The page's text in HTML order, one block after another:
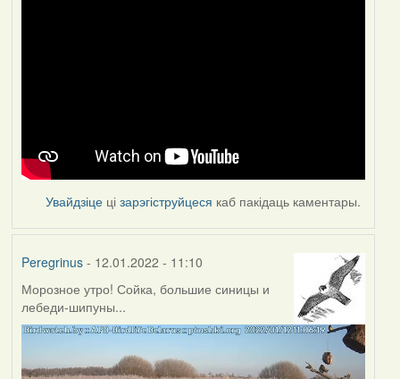
Увайдзіце цізарэгіструйцеся каб пакідаць каментары.
Peregrinus- 12.01.2022 - 11:10
Морозное утро! Сойка, большие синицы и
лебеди-шипуны...